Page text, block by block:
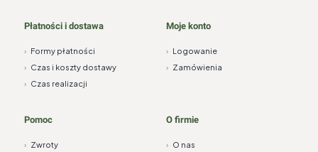
Płatności i dostawa
› Formy płatności
› Czas i koszty dostawy
› Czas realizacji
Moje konto
› Logowanie
› Zamówienia
Pomoc
› Zwroty
O firmie
› O nas